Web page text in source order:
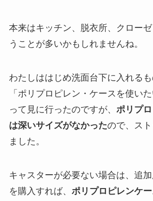
本来はキッチン、脱衣所、クロー
うことが多いかもしれませんね。
わたしははじめ洗面台下に入れるも
「ポリプロピレン・ケースを使い
って見に行ったのですが、 ポリプ
は深いサイズがなかったので、ス
ました。
キャスターが必要ない場合は、追
を購入すれば、 ポリプロピレンケ